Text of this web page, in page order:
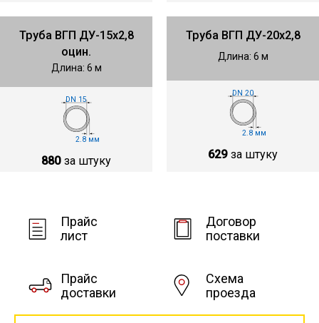
Труба ВГП ДУ-15х2,8
оцин.
Длина: 6 м
DN 15
2.8 мм
880 за штуку
Труба ВГП ДУ-20х2,8
Длина: 6 м
DN 20
2.8 мм
629 за штуку
Прайс
лист
Договор
поставки
Прайс
доставки
Схема
проезда